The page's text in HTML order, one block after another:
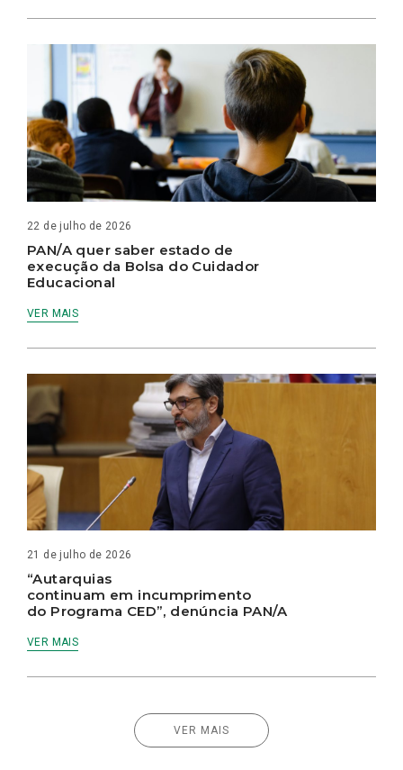
22 de julho de 2026
PAN/A quer saber estado de
execução da Bolsa do Cuidador
Educacional
VER MAIS
21 de julho de 2026
“Autarquias
continuam em incumprimento
do Programa CED”, denúncia PAN/A
VER MAIS
VER MAIS